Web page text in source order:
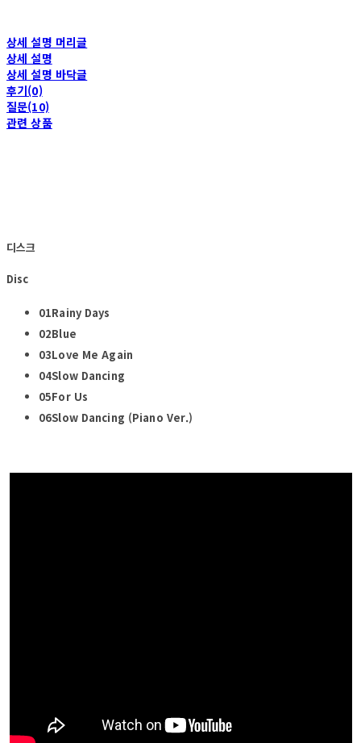
상세 설명 머리글
상세 설명
상세 설명 바닥글
후기(0)
질문(10)
관련 상품
디스크
Disc
01Rainy Days
02Blue
03Love Me Again
04Slow Dancing
05For Us
06Slow Dancing (Piano Ver.)